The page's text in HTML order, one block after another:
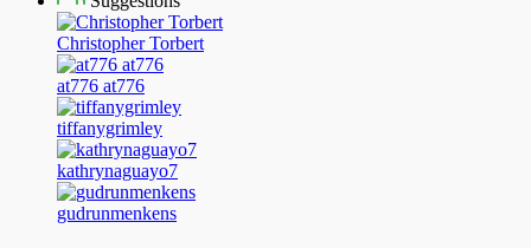
Christopher Torbert
at776 at776
tiffanygrimley
kathrynaguayo7
gudrunmenkens